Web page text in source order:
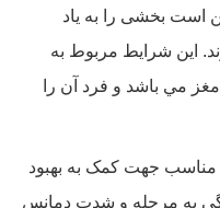
است بخشی را به ياد
اين شرايط مربوط به
مي باشد و فرد آن را
مناسب جهت کمک به بهبود
به مرحله و شدت دمانس